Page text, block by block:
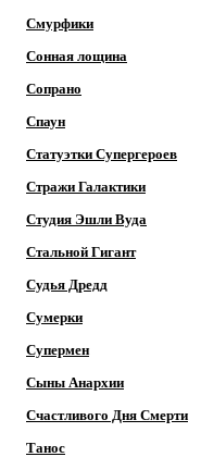
Смурфики
Сонная лощина
Сопрано
Спаун
Статуэтки Супергероев
Стражи Галактики
Студия Эшли Вуда
Стальной Гигант
Судья Дредд
Сумерки
Супермен
Сыны Анархии
Счастливого Дня Смерти
Танос